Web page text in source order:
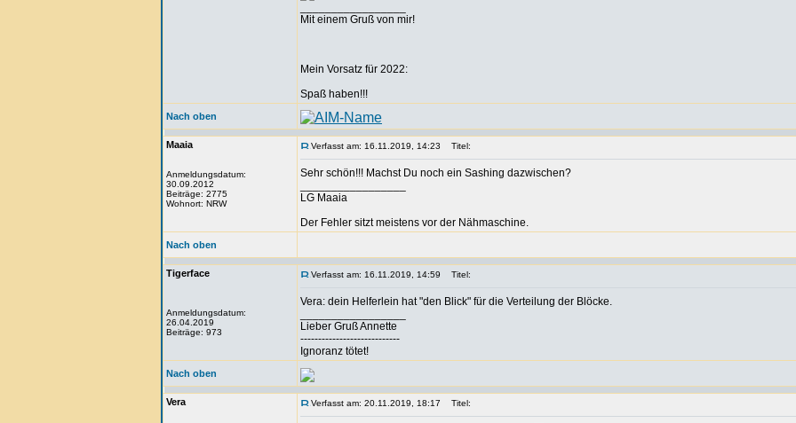
Mit einem Gruß von mir!
Mein Vorsatz für 2022:
Spaß haben!!!
Nach oben
Maaia
Anmeldungsdatum:
30.09.2012
Beiträge: 2775
Wohnort: NRW
Verfasst am: 16.11.2019, 14:23 Titel:
Sehr schön!!! Machst Du noch ein Sashing dazwischen?
LG Maaia
Der Fehler sitzt meistens vor der Nähmaschine.
Nach oben
Tigerface
Anmeldungsdatum:
26.04.2019
Beiträge: 973
Verfasst am: 16.11.2019, 14:59 Titel:
Vera: dein Helferlein hat "den Blick" für die Verteilung der Blöcke.
Lieber Gruß Annette
----------------------------
Ignoranz tötet!
Nach oben
Vera Verfasst am: 20.11.2019, 18:17 Titel: